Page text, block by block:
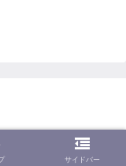
Rights Reserved.
サイドバー